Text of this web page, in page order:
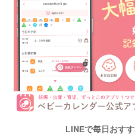
LINEで毎日おす